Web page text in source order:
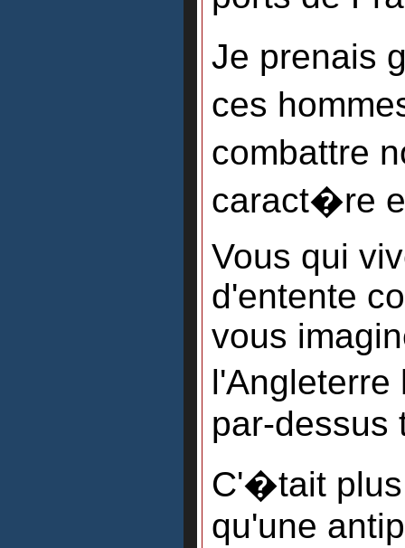
Je
ces
combattre
caract�re
Vous qui
d'entente
vous
par-dessus
C'�tait
qu'une